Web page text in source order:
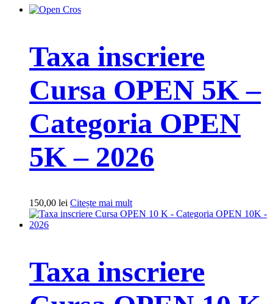
Taxa inscriere
Cursa OPEN 5K –
Categoria OPEN
5K – 2026
150,00 lei Citește mai mult
Taxa inscriere